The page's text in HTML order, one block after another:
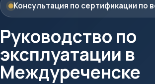
Консультация по сертификации по
Руководство по
эксплуатации в
Междуреченске